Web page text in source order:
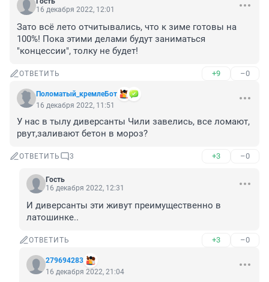
16 декабря 2022, 12:01
Зато всё лето отчитывались, что к зиме готовы на
100%! Пока этими делами будут заниматься
"концессии", толку не будет!
ОТВЕТИТЬ +9 –0
Поломатый_кремлеБот
16 декабря 2022, 11:51
У нас в тылу диверсанты Чили завелись, все ломают,
рвут,заливают бетон в мороз?
ОТВЕТИТЬ 3 +3 –0
Гость
16 декабря 2022, 12:31
И диверсанты эти живут преимущественно в
латошинке..
ОТВЕТИТЬ +3 –0
279694283
16 декабря 2022, 21:04